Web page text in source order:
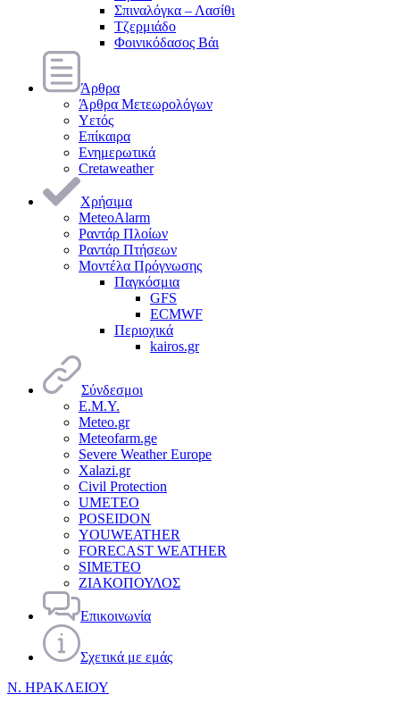
Σπιναλόγκα – Λασίθι
Τζερμιάδο
Φοινικόδασος Βάι
Άρθρα
Άρθρα Μετεωρολόγων
Υετός
Επίκαιρα
Ενημερωτικά
Cretaweather
Χρήσιμα
MeteoAlarm
Ραντάρ Πλοίων
Ραντάρ Πτήσεων
Μοντέλα Πρόγνωσης
Παγκόσμια
GFS
ECMWF
Περιοχικά
kairos.gr
Σύνδεσμοι
Ε.Μ.Υ.
Meteo.gr
Meteofarm.ge
Severe Weather Europe
Xalazi.gr
Civil Protection
UMETEO
POSEIDON
YOUWEATHER
FORECAST WEATHER
SIMETEO
ΖΙΑΚΟΠΟΥΛΟΣ
Επικοινωνία
Σχετικά με εμάς
Ν. ΗΡΑΚΛΕΙΟΥ